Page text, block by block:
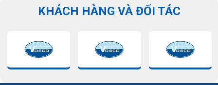
KHÁCH HÀNG VÀ ĐỐI TÁC